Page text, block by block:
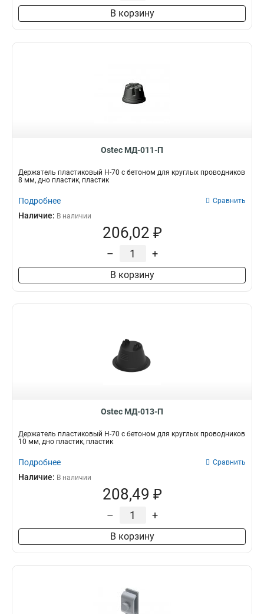
В корзину
Ostec МД-011-П
Держатель пластиковый Н-70 с бетоном для круглых проводников
8 мм, дно пластик, пластик
Подробнее Сравнить
Наличие: В наличии
206,02 ₽
– +
В корзину
Ostec МД-013-П
Держатель пластиковый Н-70 с бетоном для круглых проводников
10 мм, дно пластик, пластик
Подробнее Сравнить
Наличие: В наличии
208,49 ₽
– +
В корзину